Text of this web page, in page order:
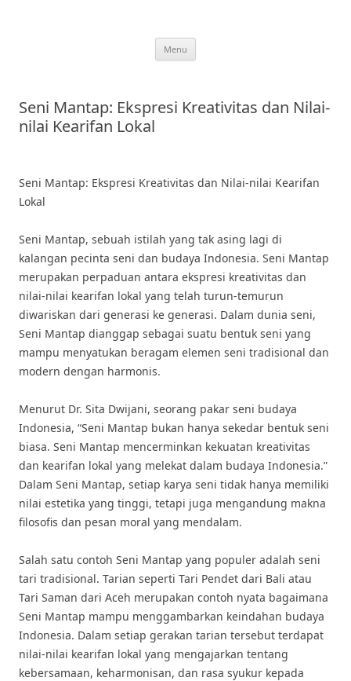
Menu
Seni Mantap: Ekspresi Kreativitas dan Nilai-
nilai Kearifan Lokal
Seni Mantap: Ekspresi Kreativitas dan Nilai-nilai Kearifan
Lokal
Seni Mantap, sebuah istilah yang tak asing lagi di
kalangan pecinta seni dan budaya Indonesia. Seni Mantap
merupakan perpaduan antara ekspresi kreativitas dan
nilai-nilai kearifan lokal yang telah turun-temurun
diwariskan dari generasi ke generasi. Dalam dunia seni,
Seni Mantap dianggap sebagai suatu bentuk seni yang
mampu menyatukan beragam elemen seni tradisional dan
modern dengan harmonis.
Menurut Dr. Sita Dwijani, seorang pakar seni budaya
Indonesia, “Seni Mantap bukan hanya sekedar bentuk seni
biasa. Seni Mantap mencerminkan kekuatan kreativitas
dan kearifan lokal yang melekat dalam budaya Indonesia.”
Dalam Seni Mantap, setiap karya seni tidak hanya memiliki
nilai estetika yang tinggi, tetapi juga mengandung makna
filosofis dan pesan moral yang mendalam.
Salah satu contoh Seni Mantap yang populer adalah seni
tari tradisional. Tarian seperti Tari Pendet dari Bali atau
Tari Saman dari Aceh merupakan contoh nyata bagaimana
Seni Mantap mampu menggambarkan keindahan budaya
Indonesia. Dalam setiap gerakan tarian tersebut terdapat
nilai-nilai kearifan lokal yang mengajarkan tentang
kebersamaan, keharmonisan, dan rasa syukur kepada